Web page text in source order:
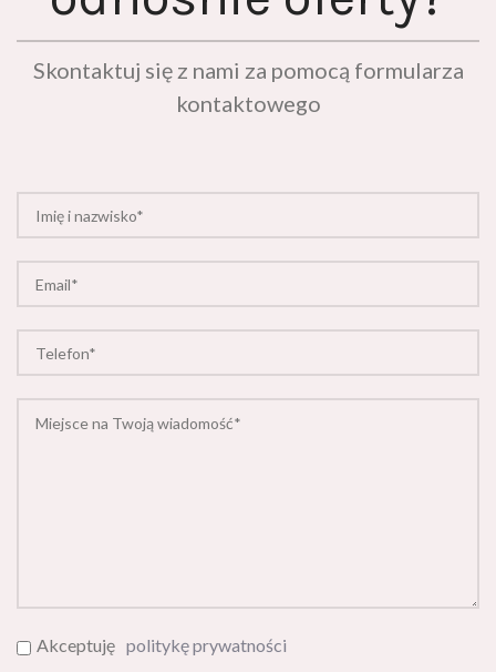
Skontaktuj się z nami za pomocą formularza
kontaktowego
Akceptuję politykę prywatności